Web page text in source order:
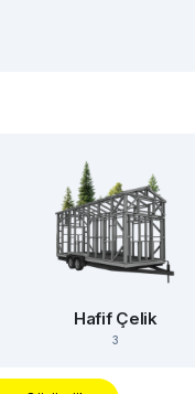
Hafif Çelik
3